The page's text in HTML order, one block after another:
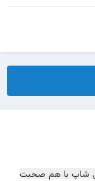
شاپ با هم صحبت